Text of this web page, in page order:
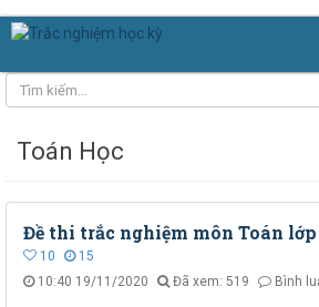
Toán Học
Đề thi trắc nghiệm môn Toán
10
15
10:40 19/11/2020
Đã xem: 519 Bình